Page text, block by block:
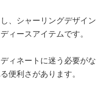
、シャーリングデザイン
ィースアイテムです。
ィネートに迷う必要がな
便利さがあります。